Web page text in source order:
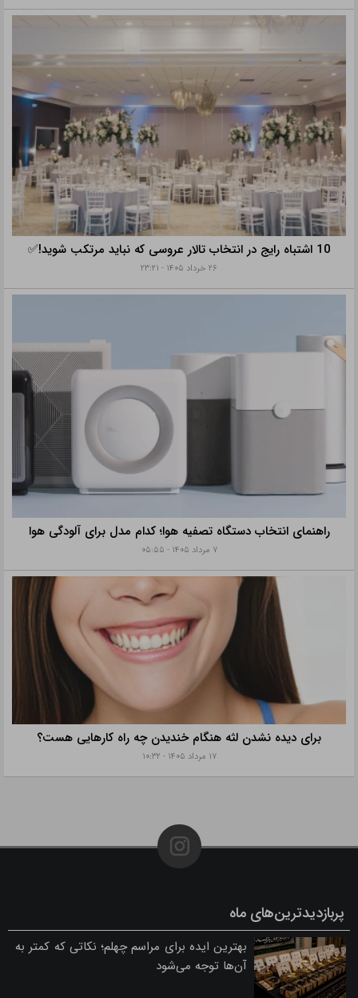
10 اشتباه رایج در انتخاب تالار عروسی که نباید مرتکب شوید!✅
۲۶ خرداد ۱۴۰۵ - ۲۳:۲۱
راهنمای انتخاب دستگاه تصفیه هوا؛ کدام مدل برای آلودگی هوا
۷ مرداد ۱۴۰۵ - ۰۵:۵۵
برای دیده نشدن لثه هنگام خندیدن چه راه کارهایی هست؟
۱۷ مرداد ۱۴۰۵ - ۱۰:۳۲
پربازدیدترین‌های ماه
بهترین ایده برای مراسم چهلم؛ نکاتی که کمتر به
آن‌ها توجه می‌شود